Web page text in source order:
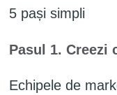
5 pași simpli
Pasul 1. Creezi
Echipele de